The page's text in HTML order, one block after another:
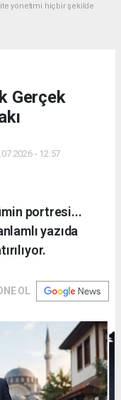
yönetimi hiçbir şekilde
Gerçek
- 12:57
portresi...
yazıda
OL